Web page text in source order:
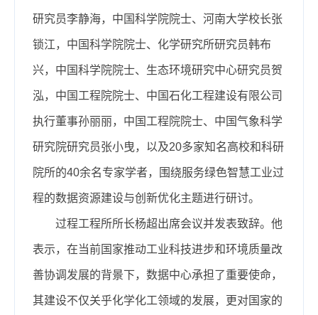
研究员李静海，中国科学院院士、河南大学校长张
锁江，中国科学院院士、化学研究所研究员韩布
兴，中国科学院院士、生态环境研究中心研究员贺
泓，中国工程院院士、中国石化工程建设有限公司
执行董事孙丽丽，中国工程院院士、中国气象科学
研究院研究员张小曳，以及20多家知名高校和科研
院所的40余名专家学者，围绕服务绿色智慧工业过
程的数据资源建设与创新优化主题进行研讨。
过程工程所所长杨超出席会议并发表致辞。他
表示，在当前国家推动工业科技进步和环境质量改
善协调发展的背景下，数据中心承担了重要使命，
其建设不仅关乎化学化工领域的发展，更对国家的